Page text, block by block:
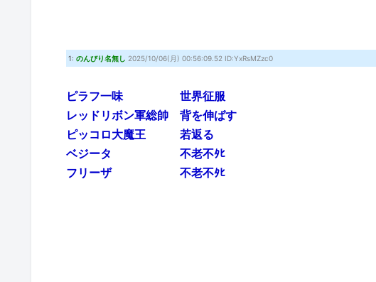
1: のんびり名無し 2025/10/06(月) 00:56:09.52 ID:YxRsMZzc0
ピラフ一味 世界征服
レッドリボン軍総帥 背を伸ばす
ピッコロ大魔王 若返る
ベジータ 不老不ﾀﾋ
フリーザ 不老不ﾀﾋ